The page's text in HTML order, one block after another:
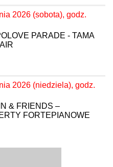
2026 (sobota), godz.
PARADE - TAMA
2026 (niedziela), godz.
& FRIENDS –
FORTEPIANOWE